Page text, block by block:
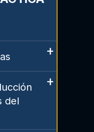
del